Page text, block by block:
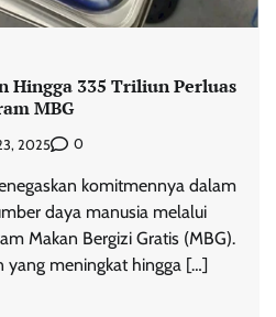
Hingga 335 Triliun Perluas
MBG
2025 0
komitmennya dalam
daya manusia melalui
Makan Bergizi Gratis (MBG).
yang meningkat hingga […]